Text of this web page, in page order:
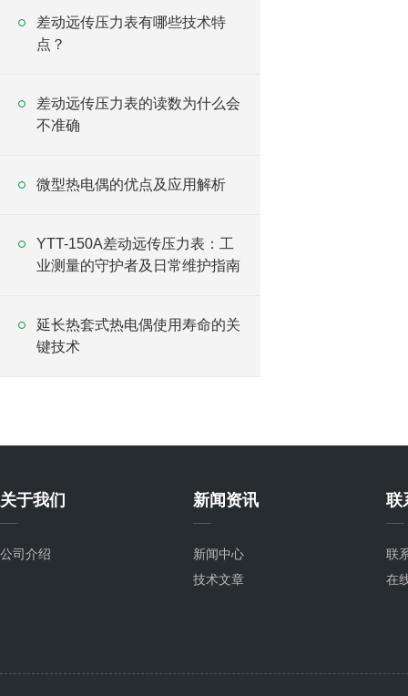
差动远传压力表有哪些技术特
点？
差动远传压力表的读数为什么会
不准确
微型热电偶的优点及应用解析
YTT-150A差动远传压力表：工
业测量的守护者及日常维护指南
延长热套式热电偶使用寿命的关
键技术
关于我们
公司介绍
新闻资讯
新闻中心
技术文章
联
联
在